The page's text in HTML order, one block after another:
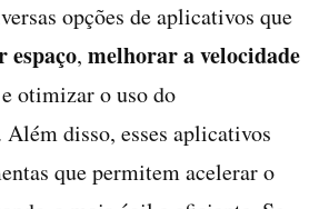
opções de aplicativos que
espaço, melhorar a velocidade
e otimizar o uso do
Além disso, esses aplicativos
que permitem acelerar o